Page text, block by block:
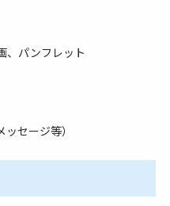
、パンフレット
セージ等）